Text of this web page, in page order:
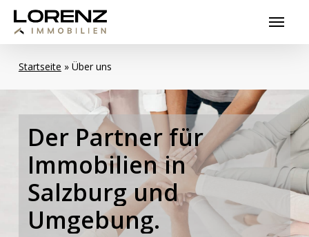
Skip
main
content
Menu
Startseite » Über uns
Der Partner für
Immobilienin
Salzburgund
Umgebung.